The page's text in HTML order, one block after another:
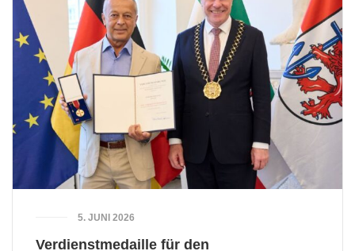
5. JUNI 2026
Verdienstmedaille für den